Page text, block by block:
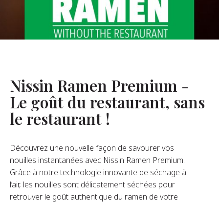
De Nous
FAQ
Nissin Ramen Premium -
Le goût du restaurant, sans
le restaurant !
Découvrez une nouvelle façon de savourer vos
nouilles instantanées avec Nissin Ramen Premium.
Grâce à notre technologie innovante de séchage à
l’air, les nouilles sont délicatement séchées pour
retrouver le goût authentique du ramen de votre